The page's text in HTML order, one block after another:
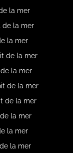
la mer
de la mer
la mer
de la mer
la mer
de la mer
de la mer
la mer
la mer
la mer